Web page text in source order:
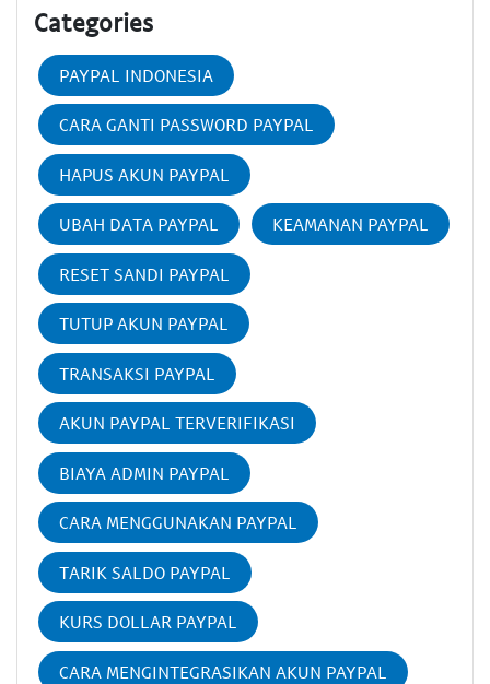
Categories
PAYPAL INDONESIA
CARA GANTI PASSWORD PAYPAL
HAPUS AKUN PAYPAL
UBAH DATA PAYPAL KEAMANAN PAYPAL
RESET SANDI PAYPAL
TUTUP AKUN PAYPAL
TRANSAKSI PAYPAL
AKUN PAYPAL TERVERIFIKASI
BIAYA ADMIN PAYPAL
CARA MENGGUNAKAN PAYPAL
TARIK SALDO PAYPAL
KURS DOLLAR PAYPAL
CARA MENGINTEGRASIKAN AKUN PAYPAL